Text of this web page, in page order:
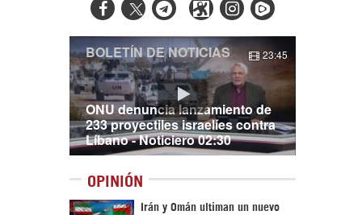
  
ONU denuncia lanzamiento de
233 proyectiles israelíes contra
Líbano - Noticiero 02:30
BOLETÍN DE NOTICIAS 23:45
OPINIÓN
Irán y Omán ultiman un nuevo